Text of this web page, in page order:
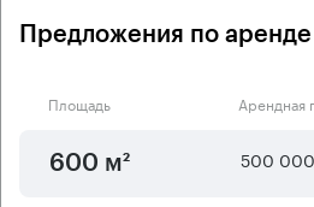
Предложения по
Площадь Арендная
600 м² 500